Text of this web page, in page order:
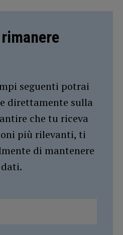
seguenti potrai
direttamente sulla
che tu riceva
più rilevanti, ti
di mantenere